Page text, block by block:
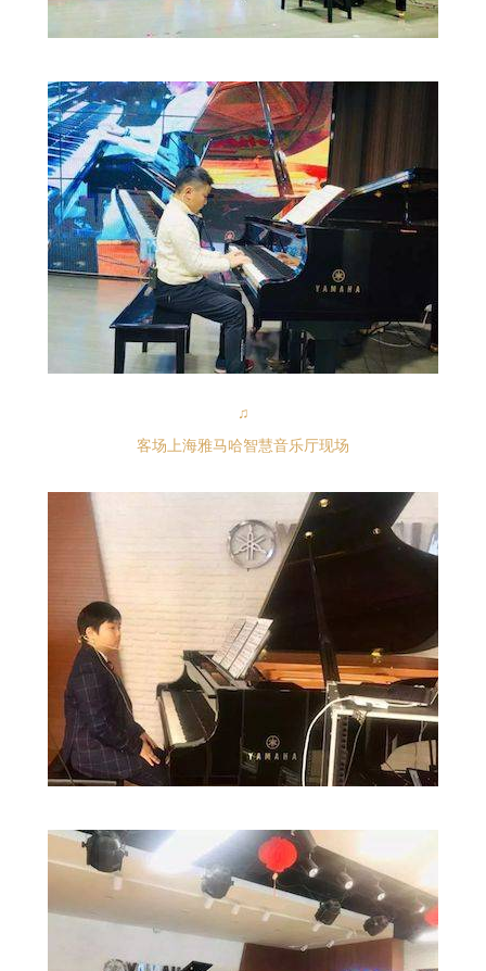
♫
客场上海雅马哈智慧音乐厅现场